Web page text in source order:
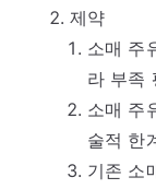
제약
소매 주
라 부족
소매 주
술적 한
기존 소